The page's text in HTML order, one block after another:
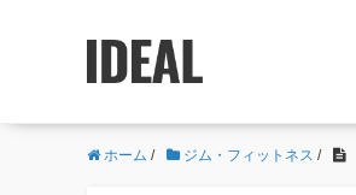
ホーム / ジム・フィットネス /